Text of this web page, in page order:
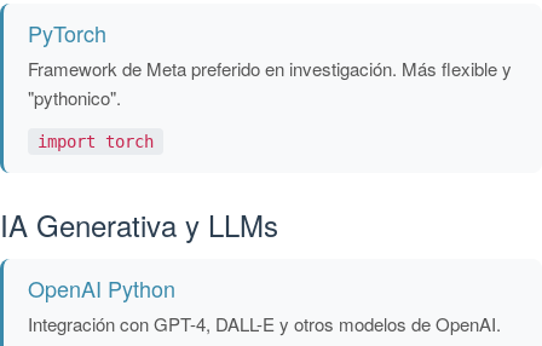
PyTorch
Framework de Meta preferido en investigación. Más flexible y
"pythonico".
import torch
IA Generativa y LLMs
OpenAI Python
Integración con GPT-4, DALL-E y otros modelos de OpenAI.